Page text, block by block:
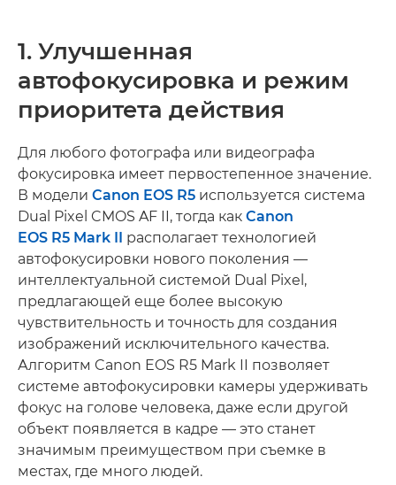
1. Улучшенная
автофокусировка и режим
приоритета действия
Для любого фотографа или видеографа
фокусировка имеет первостепенное значение.
В модели Canon EOS R5 используется система
Dual Pixel CMOS AF II, тогда как Canon
EOS R5 Mark II располагает технологией
автофокусировки нового поколения —
интеллектуальной системой Dual Pixel,
предлагающей еще более высокую
чувствительность и точность для создания
изображений исключительного качества.
Алгоритм Canon EOS R5 Mark II позволяет
системе автофокусировки камеры удерживать
фокус на голове человека, даже если другой
объект появляется в кадре — это станет
значимым преимуществом при съемке в
местах, где много людей.